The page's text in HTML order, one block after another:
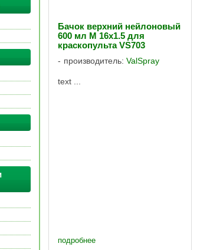
Бачок верхний нейлоновый
600 мл M 16x1.5 для
краскопульта VS703
производитель: ValSpray
text ...
подробнее